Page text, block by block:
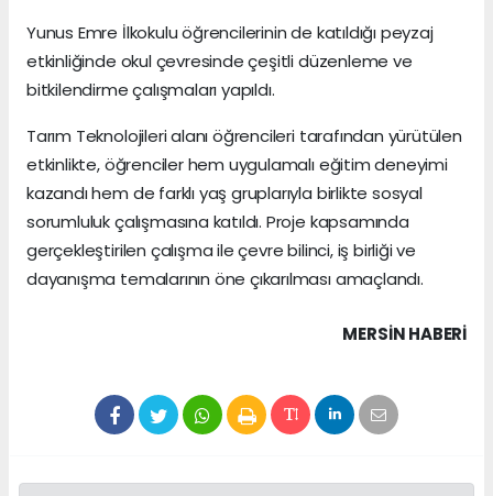
Yunus Emre İlkokulu öğrencilerinin de katıldığı peyzaj
etkinliğinde okul çevresinde çeşitli düzenleme ve
bitkilendirme çalışmaları yapıldı.
Tarım Teknolojileri alanı öğrencileri tarafından yürütülen
etkinlikte, öğrenciler hem uygulamalı eğitim deneyimi
kazandı hem de farklı yaş gruplarıyla birlikte sosyal
sorumluluk çalışmasına katıldı. Proje kapsamında
gerçekleştirilen çalışma ile çevre bilinci, iş birliği ve
dayanışma temalarının öne çıkarılması amaçlandı.
MERSIN HABERİ